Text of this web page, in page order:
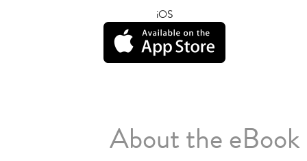
iOS
About the eBook